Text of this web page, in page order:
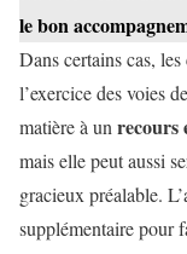
le bon
Dans certains cas, les
l’exercice des voies
matière à un recours
mais elle peut aussi
gracieux préalable.
supplémentaire pour